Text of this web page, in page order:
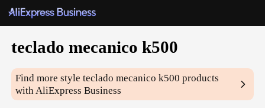
teclado mecanico k500
Find more styleteclado mecanico k500 products
with AliExpress Business